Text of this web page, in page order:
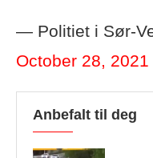
— Politiet i Sør-
October 28, 2021
Anbefalt til deg